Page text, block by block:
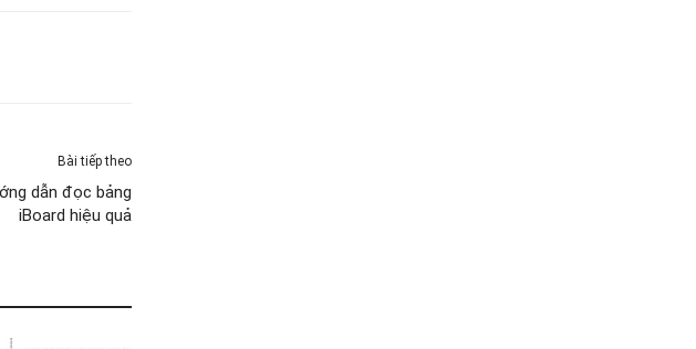
Bài tiếp theo
dẫn đọc bảng
iBoard hiệu quả